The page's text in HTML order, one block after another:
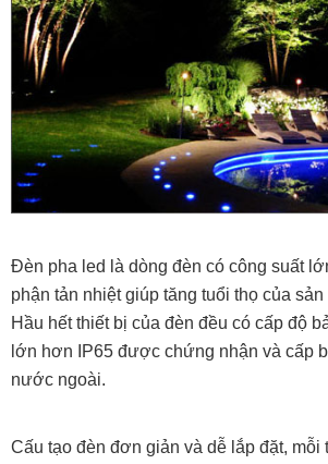
Đèn pha led là dòng đèn có công suất
phận tản nhiệt giúp tăng tuổi thọ của
Hầu hết thiết bị của đèn đều có cấp độ
lớn hơn IP65 được chứng nhận và cấp
nước ngoài.
Cấu tạo đèn đơn giản và dễ lắp đặt, mỗi